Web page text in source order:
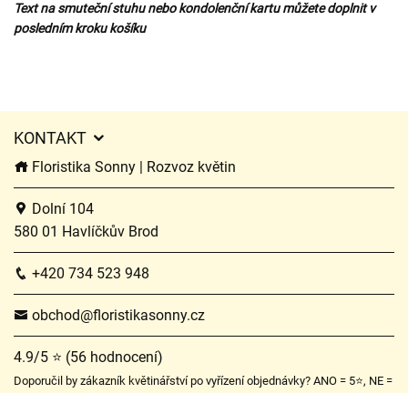
Text na smuteční stuhu nebo kondolenční kartu můžete doplnit v
posledním kroku košíku
KONTAKT
Floristika Sonny | Rozvoz květin
Dolní 104
580 01 Havlíčkův Brod
+420 734 523 948
obchod@floristikasonny.cz
4.9/5 ⭐ (56 hodnocení)
Doporučil by zákazník květinářství po vyřízení objednávky? ANO = 5⭐, NE =